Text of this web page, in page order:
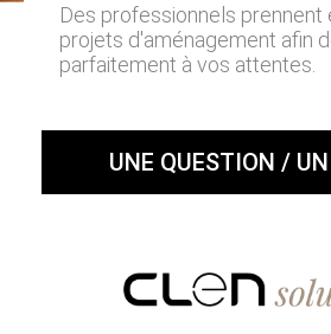
Des professionnels prennent
projets d'aménagement afin
parfaitement à vos attentes.
UNE QUESTION /